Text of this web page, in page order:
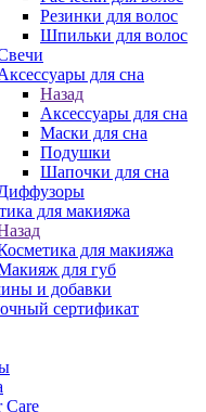
Резинки для волос
Шпильки для волос
для сна
Назад
Аксессуары для сна
Маски для сна
Подушки
Шапочки для сна
для макияжа
для макияжа
для губ
и добавки
сертификат
Care